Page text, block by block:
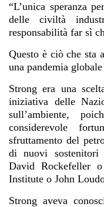
“L’unica speranza
delle civiltà
responsabilità far sì
Questo è ciò che sta
una pandemia
Strong era una
iniziativa delle
sull’ambiente,
considerevole
sfruttamento del
di nuovi sostenitori
David Rockefeller
Institute o John
Strong aveva